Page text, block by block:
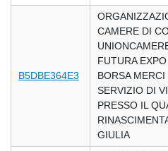
B5DBE364E3
CAMERE DI
FUTURA
BORSA
SERVIZIO DI
PRESSO IL
GIULIA